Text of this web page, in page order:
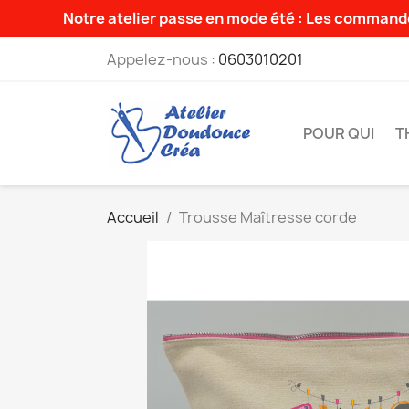
Notre atelier passe en mode été : Les
Appelez-nous : 0603010201
POUR QUI
Accueil Trousse Maîtresse corde